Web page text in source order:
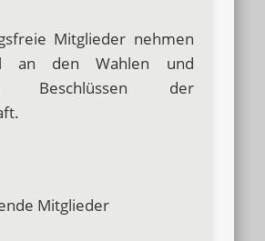
Mitglieder nehmen
an den Wahlen und
Beschlüssen der
Mitglieder